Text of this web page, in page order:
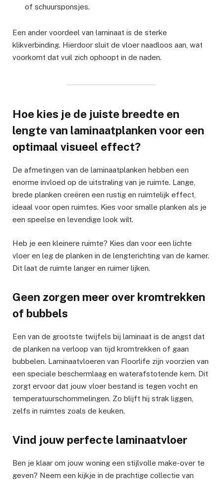
of schuursponsjes.
Een ander voordeel van laminaat is de sterke
klikverbinding. Hierdoor sluit de vloer naadloos aan, wat
voorkomt dat vuil zich ophoopt in de naden.
Hoe kies je de juiste breedte en
lengte van laminaatplanken voor een
optimaal visueel effect?
De afmetingen van de laminaatplanken hebben een
enorme invloed op de uitstraling van je ruimte. Lange,
brede planken creëren een rustig en ruimtelijk effect,
ideaal voor open ruimtes. Kies voor smalle planken als je
een speelse en levendige look wilt.
Heb je een kleinere ruimte? Kies dan voor een lichte
vloer en leg de planken in de lengterichting van de kamer.
Dit laat de ruimte langer en ruimer lijken.
Geen zorgen meer over kromtrekken
of bubbels
Een van de grootste twijfels bij laminaat is de angst dat
de planken na verloop van tijd kromtrekken of gaan
bubbelen. Laminaatvloeren van Floorlife zijn voorzien van
een speciale beschermlaag en waterafstotende kern. Dit
zorgt ervoor dat jouw vloer bestand is tegen vocht en
temperatuurschommelingen. Zo blijft hij strak liggen,
zelfs in ruimtes zoals de keuken.
Vind jouw perfecte laminaatvloer
Ben je klaar om jouw woning een stijlvolle make-over te
geven? Neem een kijkje in de prachtige collectie van